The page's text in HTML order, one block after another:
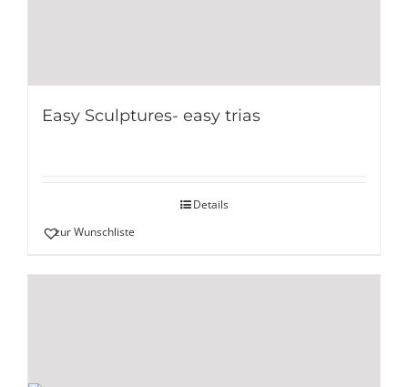
Easy Sculptures- easy trias
Details
zur Wunschliste